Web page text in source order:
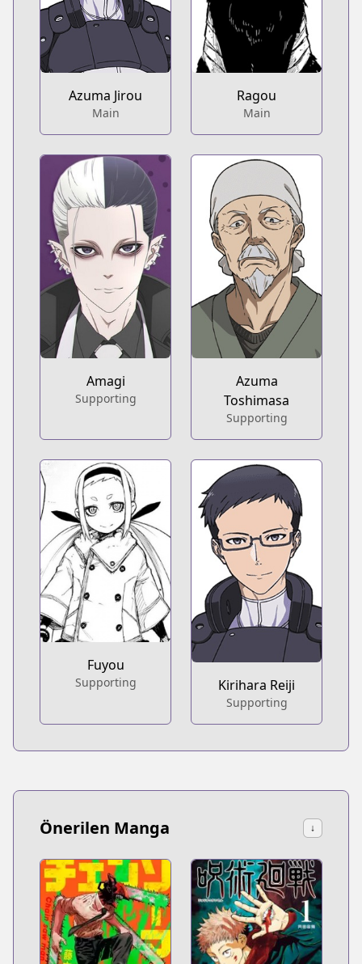
Azuma Jirou
Main
Ragou
Main
Amagi
Supporting
Azuma
Toshimasa
Supporting
Fuyou
Supporting Kirihara Reiji
Supporting
Önerilen Manga ↓